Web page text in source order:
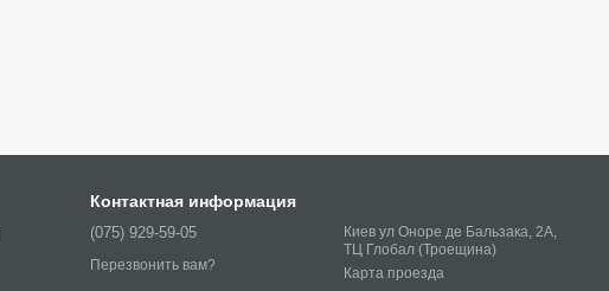
Контактная информация
(075) 929-59-05
Перезвонить вам?
Киев ул Оноре де Бальзака, 2А,
ТЦ Глобал (Троещина)
Карта проезда